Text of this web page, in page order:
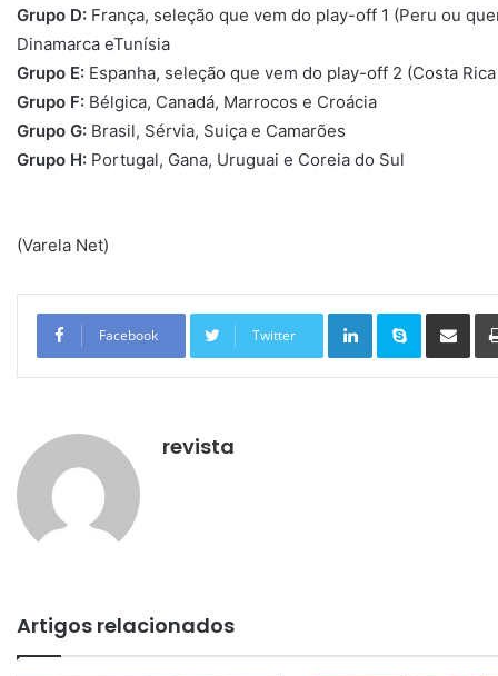
Grupo D: França, seleção que vem do play-off 1 (Peru ou
Dinamarca eTunísia
Grupo E: Espanha, seleção que vem do play-off 2 (Costa
Grupo F: Bélgica, Canadá, Marrocos e Croácia
Grupo G: Brasil, Sérvia, Suiça e Camarões
Grupo H: Portugal, Gana, Uruguai e Coreia do Sul
(Varela Net)
Facebook Twitter
Linkedin Skype
revista
Artigos relacionados